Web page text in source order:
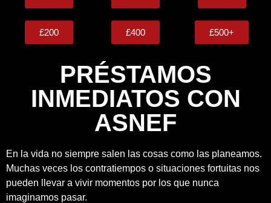
£200 £400 £500+
PRÉSTAMOS
INMEDIATOS CON
ASNEF
En la vida no siempre salen las cosas como las planeamos.
Muchas veces los contratiempos o situaciones fortuitas nos
pueden llevar a vivir momentos por los que nunca
imaginamos pasar.